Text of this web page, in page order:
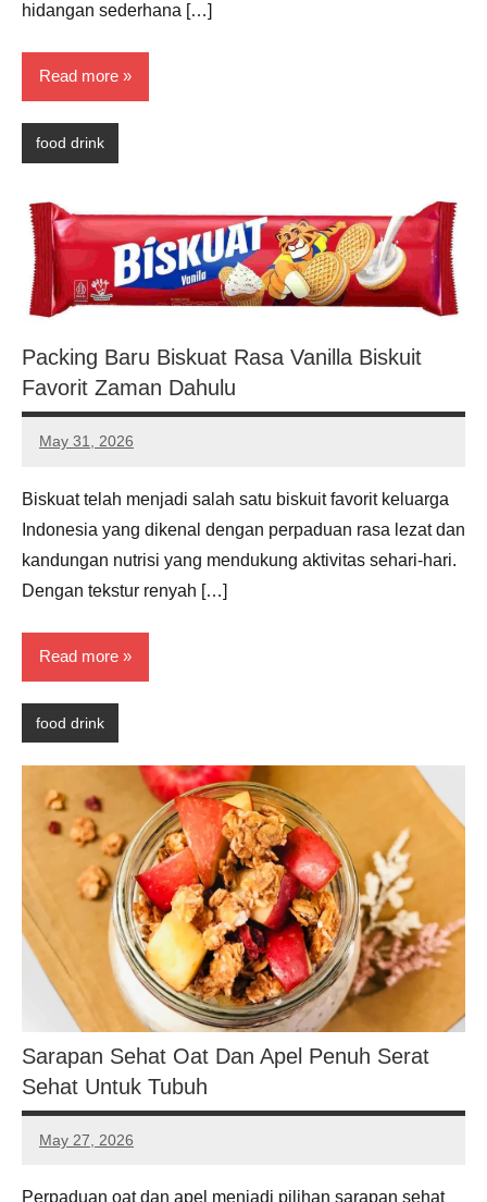
hidangan sederhana […]
Read more
food drink
Packing Baru Biskuat Rasa Vanilla Biskuit
Favorit Zaman Dahulu
May 31, 2026
Noah
Biskuat telah menjadi salah satu biskuit favorit keluarga
Indonesia yang dikenal dengan perpaduan rasa lezat dan
kandungan nutrisi yang mendukung aktivitas sehari-hari.
Dengan tekstur renyah […]
Read more
food drink
Sarapan Sehat Oat Dan Apel Penuh Serat
Sehat Untuk Tubuh
May 27, 2026
Noah
Perpaduan oat dan apel menjadi pilihan sarapan sehat